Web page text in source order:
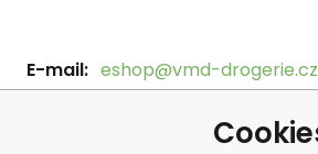
E-mail: eshop@vmd-drogerie.cz